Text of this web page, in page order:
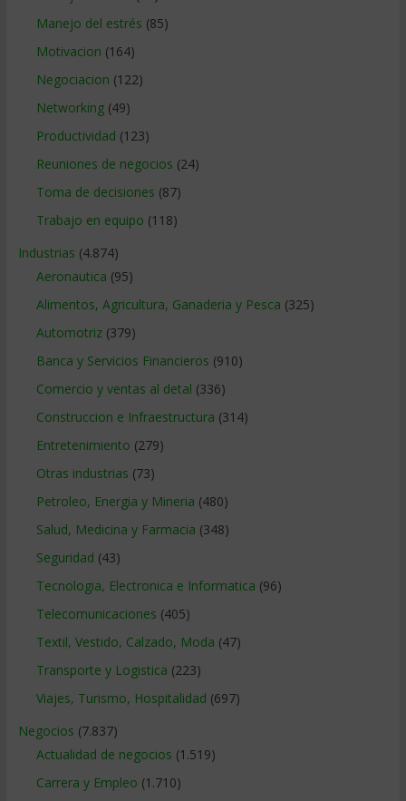
Manejo del estrés (85)
Motivacion (164)
Negociacion (122)
Networking(49)
Productividad (123)
Reuniones de negocios (24)
Toma de decisiones (87)
Trabajo en equipo (118)
Industrias (4.874)
Aeronautica (95)
Alimentos, Agricultura, Ganaderia y Pesca (325)
Automotriz(379)
Banca y Servicios Financieros (910)
Comercio y ventas al detal (336)
Construccion e Infraestructura (314)
Entretenimiento (279)
Otras industrias (73)
Petroleo, Energia y Mineria (480)
Salud, Medicina y Farmacia (348)
Seguridad (43)
Tecnologia, Electronica e Informatica (96)
Telecomunicaciones (405)
Textil, Vestido, Calzado, Moda (47)
Transporte y Logistica (223)
Viajes, Turismo, Hospitalidad (697)
Negocios (7.837)
Actualidad de negocios (1.519)
Carrera y Empleo (1.710)